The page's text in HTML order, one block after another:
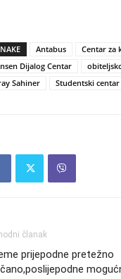
Antabus Centar za
Dijalog Centar
Sahiner
Studentski centar
članak
prijepodne pretežno